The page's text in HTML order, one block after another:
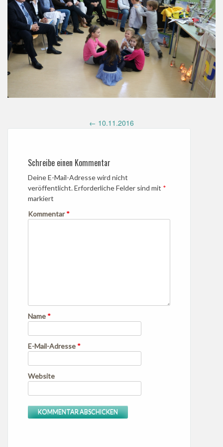
navigation
← 10.11.2016
Schreibe einen Kommentar
Deine E-Mail-Adresse wird nicht
veröffentlicht.Erforderliche Felder sind mit *
markiert
Kommentar*
Name *
E-Mail-Adresse *
Website